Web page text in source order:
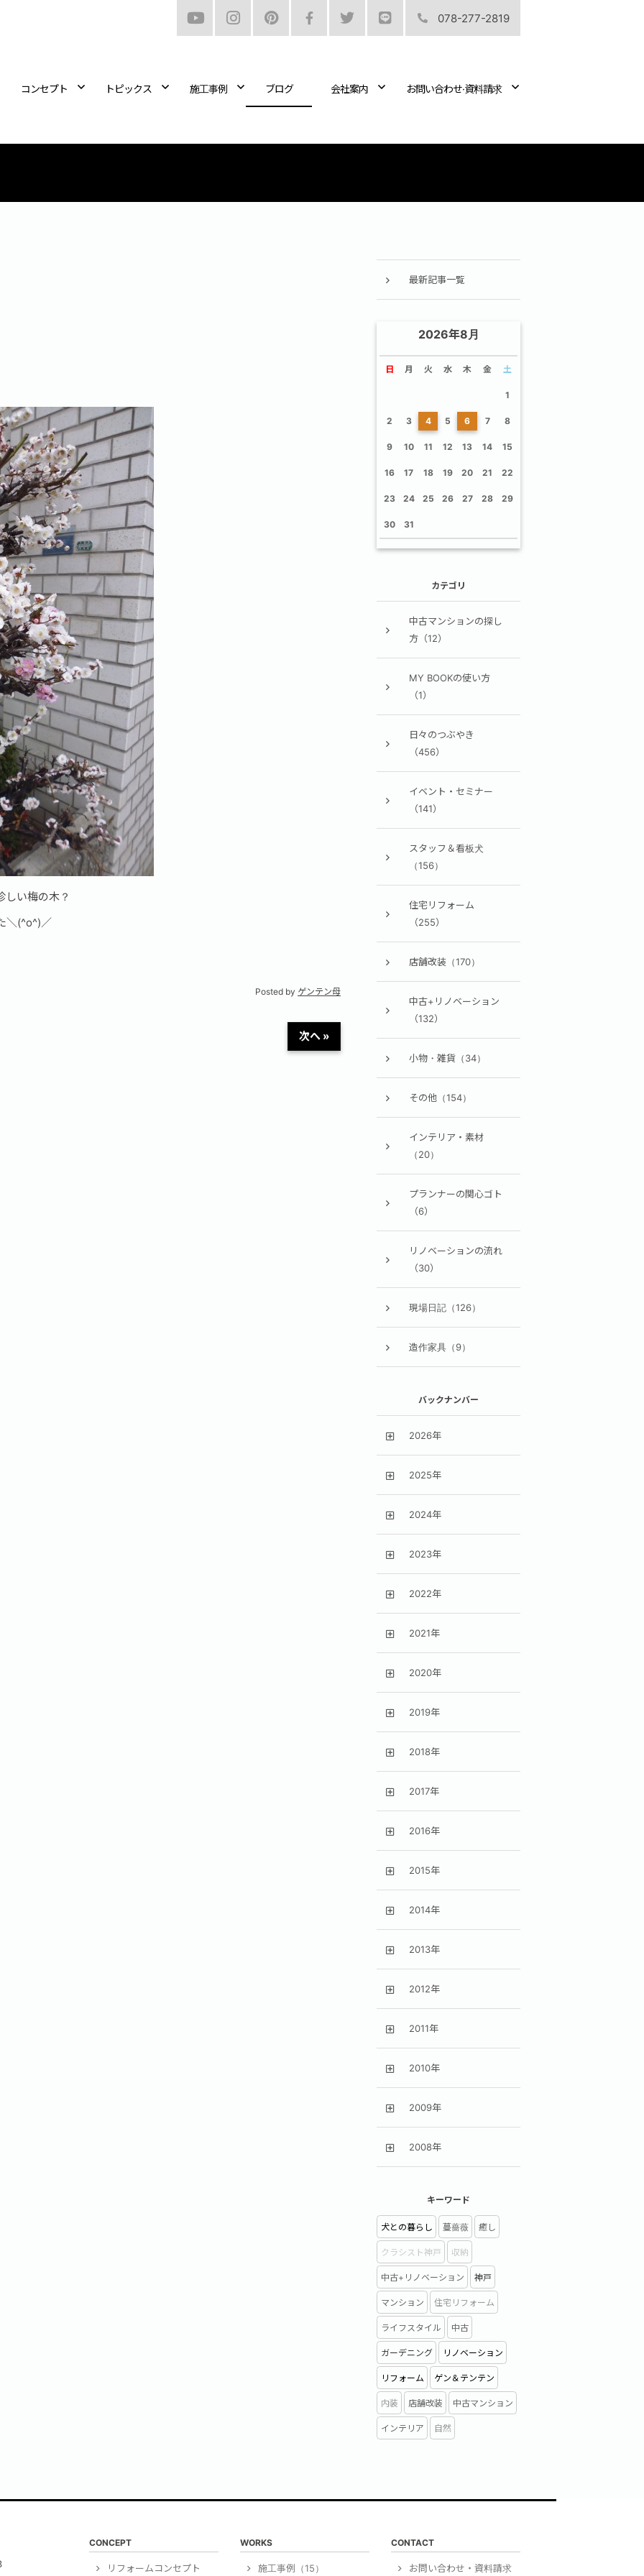
078-277-2819
コンセプト トピックス 施工事例 ブログ 会社案内 お問い合わせ·資料請求
しい梅の木？
＼(^o^)／
Posted by ゲンテン母
次へ »
最新記事一覧
2026年8月
日 月 火 水 木 金 土
1
2 3 4 5 6 7 8
9 10 11 12 13 14 15
16 17 18 19 20 21 22
23 24 25 26 27 28 29
30 31
カテゴリ
中古マンションの探し
方（12）
MY BOOKの使い方
（1）
日々のつぶやき
（456）
イベント・セミナー
（141）
スタッフ＆看板犬
（156）
住宅リフォーム
（255）
店舗改装（170）
中古+リノベーション
（132）
小物・雑貨（34）
その他（154）
インテリア・素材
（20）
プランナーの関心ゴト
（6）
リノベーションの流れ
（30）
現場日記（126）
造作家具（9）
バックナンバー
2026年
2025年
2024年
2023年
2022年
2021年
2020年
2019年
2018年
2017年
2016年
2015年
2014年
2013年
2012年
2011年
2010年
2009年
2008年
キーワード
犬との暮らし 蔓薔薇 癒し
クラシスト神戸 収納
中古+リノベーション 神戸
マンション 住宅リフォーム
ライフスタイル 中古
ガーデニング リノベーション
リフォーム ゲン＆テンテン
内装 店舗改装 中古マンション
インテリア 自然
CONCEPT
リフォームコンセプト
WORKS
施工事例（15）
CONTACT
お問い合わせ・資料請求